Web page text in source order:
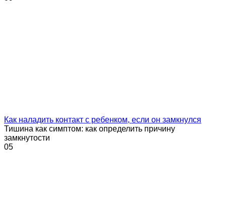
Как наладить контакт с ребенком, если он замкнулся
Тишина как симптом: как определить причину
замкнутости
05